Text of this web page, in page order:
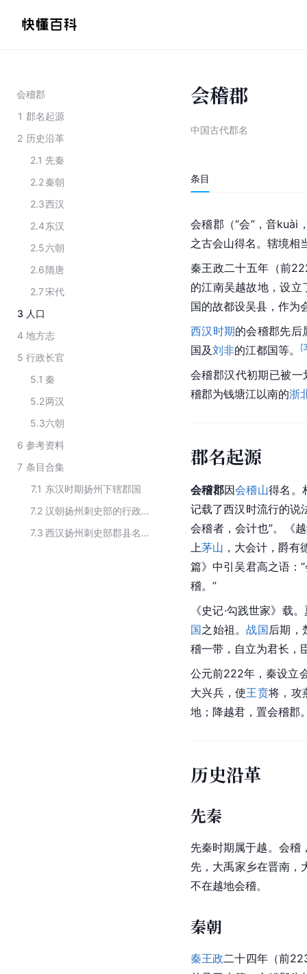
会稽郡
1 郡名起源
2 历史沿革
2.1 先秦
2.2秦朝
2.3西汉
2.4东汉
2.5六朝
2.6隋唐
2.7宋代
3 人口
4 地方志
5 行政长官
5.1 秦
5.2两汉
5.3六朝
6 参考资料
7 条目合集
7.1 东汉时期扬州下辖郡国
7.2
汉朝扬州刺史部的行政区划
7.3
西汉扬州刺史部郡县名单
会稽郡
中国古代郡名
条目
会稽郡（“会”，音kuài
之古会山得名。辖境相
秦王政二十五年（前
的江南吴越故地，设
国的故都设吴县，作为
西汉时期的会稽郡先后
国及刘非的江都国等。 [
会稽郡汉代初期已被一
稽郡为钱塘江以南的浙
郡名起源
会稽郡因会稽山得名。
记载了西汉时流行的说
会稽者，会计也”。《
上茅山 ，大会计，爵有
篇》中引吴君高之语：
稽。”
《史记·勾践世家》载
国之始祖。战国后期，
稽一带，自立为君长，
公元前222年，秦设立
大兴兵，使王贲将，攻
地；降越君，置会稽郡
历史沿革
先秦
先秦时期属于越。会稽
先，大禹家乡在晋南
不在越地会稽。
秦朝
秦王政二十四年（前